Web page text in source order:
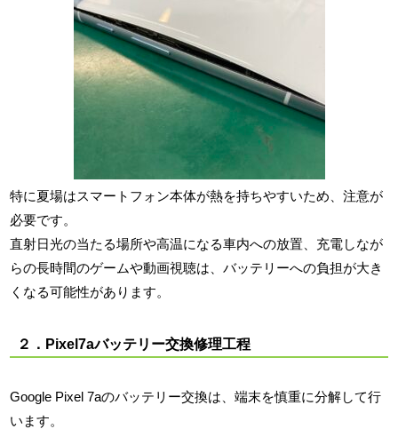
特に夏場はスマートフォン本体が熱を持ちやすいため、注意が
必要です。
直射日光の当たる場所や高温になる車内への放置、充電しなが
らの長時間のゲームや動画視聴は、バッテリーへの負担が大き
くなる可能性があります。
２．Pixel7aバッテリー交換修理工程
Google Pixel 7aのバッテリー交換は、端末を慎重に分解して行
います。